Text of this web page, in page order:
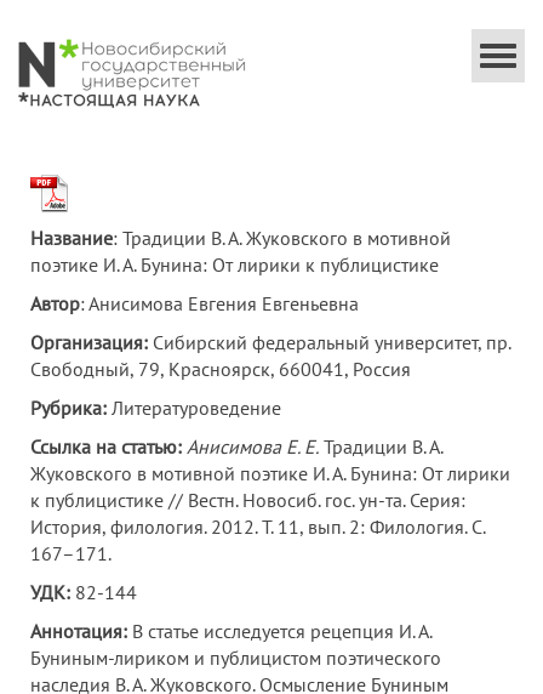
Название: Традиции В. А. Жуковского в мотивной
поэтике И. А. Бунина: От лирики к публицистике
Автор: Анисимова Евгения Евгеньевна
Организация: Сибирский федеральный университет, пр.
Свободный, 79, Красноярск, 660041, Россия
Рубрика: Литературоведение
Ссылка на статью: Анисимова Е. Е. Традиции В. А.
Жуковского в мотивной поэтике И. А. Бунина: От лирики
к публицистике // Вестн. Новосиб. гос. ун-та. Серия:
История, филология. 2012. Т. 11, вып. 2: Филология. С.
167–171.
УДК: 82-144
Аннотация: В статье исследуется рецепция И. А.
Буниным-лириком и публицистом поэтического
наследия В. А. Жуковского. Осмысление Буниным